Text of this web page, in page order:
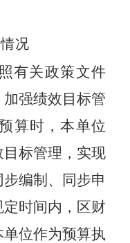
况
有关政策文件
强绩效目标管
算时，本单位
标管理，实现
编制、同步申
时间内， 区财
单位作为预算执